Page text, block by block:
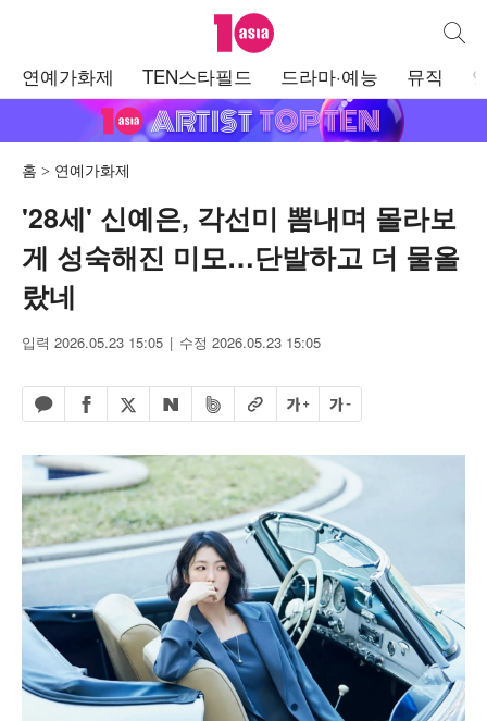
텐아시아 통합
연예가화제 TEN스타필드 드라마·예능 뮤직
홈 연예가화제
'28세' 신예은, 각선미 뽐내며 몰라보
게 성숙해진 미모…단발하고 더 물올
랐네
입력 2026.05.23 15:05 수정 2026.05.23 15:05
카카오톡 공유하기
페이스북 공유하기
엑스 공유하기
네이버 공유하기
밴드 공유하기
URL복사글자 크게글자 작게